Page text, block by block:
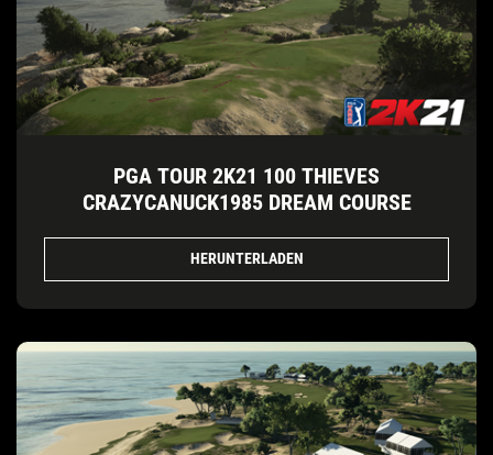
PGA TOUR 2K21 100 THIEVES
CRAZYCANUCK1985 DREAM COURSE
HERUNTERLADEN